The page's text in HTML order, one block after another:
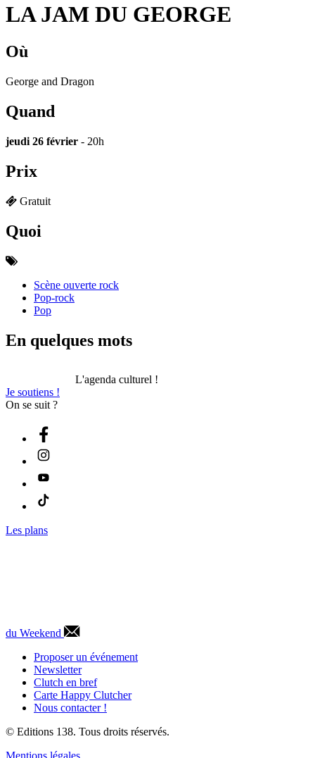
LA JAM DU GEORGE
Où
George and Dragon
Quand
jeudi 26 février - 20h
Prix
Gratuit
Quoi
Scène ouverte rock
Pop-rock
Pop
En quelques mots
L'agenda culturel !
Je soutiens !
On se suit ?
Les plans
du Weekend
Proposer un événement
Newsletter
Clutch en bref
Carte Happy Clutcher
Nous contacter !
© Editions 138. Tous droits réservés.